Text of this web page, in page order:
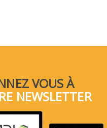
VOUS À
NEWSLETTER